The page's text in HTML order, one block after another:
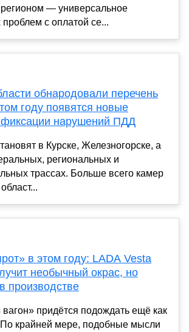
— универсальное
с оплатой се...
обнародовали перечень
году появятся новые
нарушений ПДД
в Курске, Железногорске, а
региональных и
трассах. Больше всего камер
в этом году: LADA Vesta
необычный окрас, но
производстве
придётся подождать ещё как
крайней мере, подобные мысли